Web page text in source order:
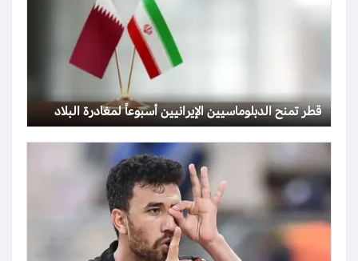
قطر تمنح الدبلوماسيين الإيرانيين أسبوعاً لمغادرة البلاد